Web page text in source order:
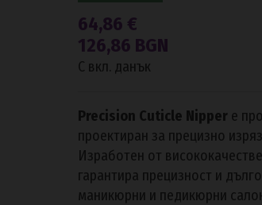
64,86 €
126,86 BGN
С вкл. данък
Precision Cuticle Nipper е
проектиран за прецизно
Изработен от
гарантира прецизност и
маникюрни и педикюрни